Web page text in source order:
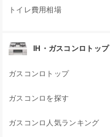
トイレ費用相場
IH・ガスコンロトップ
ガスコンロトップ
ガスコンロを探す
ガスコンロ人気ランキング